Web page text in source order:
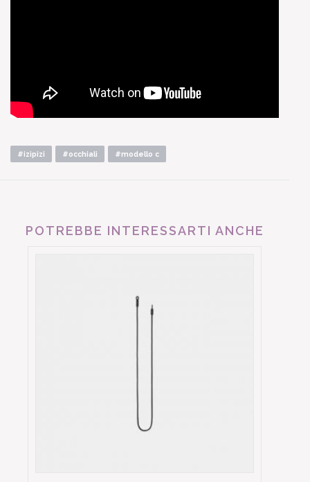
#izipizi #occhiali #modello c
POTREBBE INTERESSARTI ANCHE